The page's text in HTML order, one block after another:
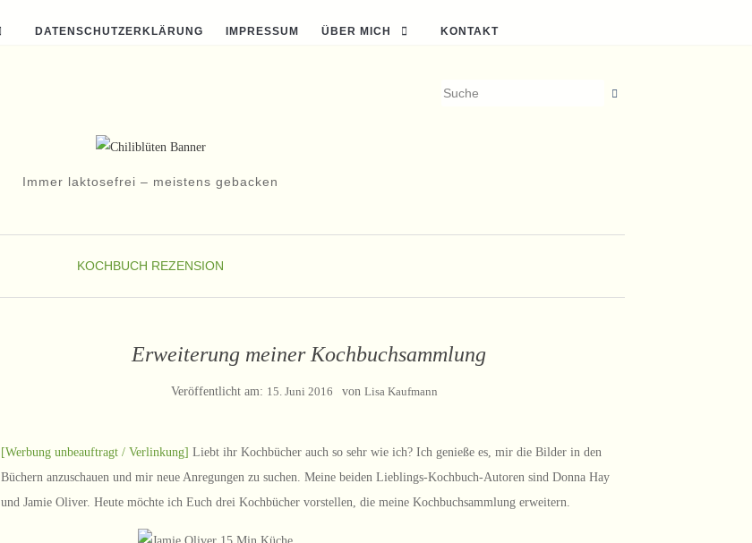
DATENSCHUTZERKLÄRUNG IMPRESSUM ÜBER MICH KONTAKT
Immer laktosefrei – meistens gebacken
KOCHBUCH REZENSION
Erweiterung meiner Kochbuchsammlung
Veröffentlicht am: 15. Juni 2016 von Lisa Kaufmann
[Werbung unbeauftragt / Verlinkung] Liebt ihr Kochbücher auch so sehr wie ich? Ich genieße es, mir die Bilder in den
Büchern anzuschauen und mir neue Anregungen zu suchen. Meine beiden Lieblings-Kochbuch-Autoren sind Donna Hay
und Jamie Oliver. Heute möchte ich Euch drei Kochbücher vorstellen, die meine Kochbuchsammlung erweitern.